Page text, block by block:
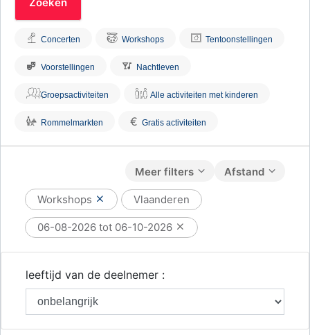
Concerten Workshops Tentoonstellingen
Voorstellingen Nachtleven
Groepsactiviteiten Alle activiteiten met kinderen
Rommelmarkten € Gratis activiteiten
Afstand
Meer filters
Workshops Vlaanderen
06-08-2026 tot 06-10-2026
leeftijd van de deelnemer :